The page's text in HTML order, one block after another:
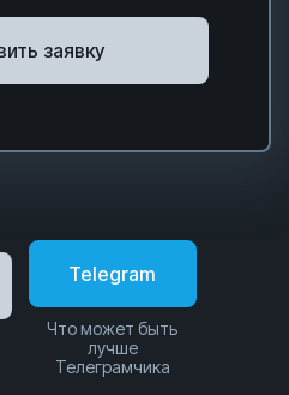
заявку
Telegram
Что может быть
лучше
Телеграмчика